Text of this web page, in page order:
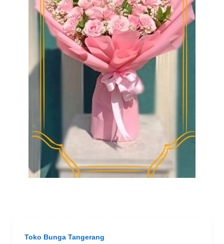
Toko Bunga Tangerang